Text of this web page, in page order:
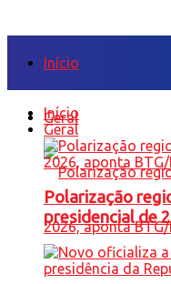
Início
Geral
Início
Geral
Polarização
presidencial de